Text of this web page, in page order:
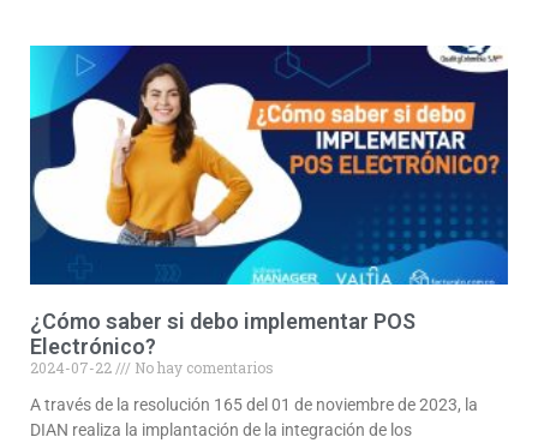
¿Cómo saber si debo implementar POS
Electrónico?
2024-07-22
No hay comentarios
A través de la resolución 165 del 01 de noviembre de 2023, la
DIAN realiza la implantación de la integración de los